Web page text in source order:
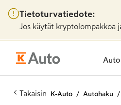
Tietoturvatiedote:
Jos käytät kryptolompakkoa
Takaisin K-Auto Autohaku